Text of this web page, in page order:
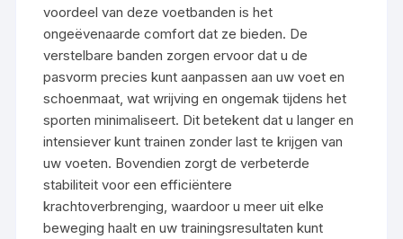
voordeel van deze voetbanden is het
ongeëvenaarde comfort dat ze bieden. De
verstelbare banden zorgen ervoor dat u de
pasvorm precies kunt aanpassen aan uw voet en
schoenmaat, wat wrijving en ongemak tijdens het
sporten minimaliseert. Dit betekent dat u langer en
intensiever kunt trainen zonder last te krijgen van
uw voeten. Bovendien zorgt de verbeterde
stabiliteit voor een efficiëntere
krachtoverbrenging, waardoor u meer uit elke
beweging haalt en uw trainingsresultaten kunt